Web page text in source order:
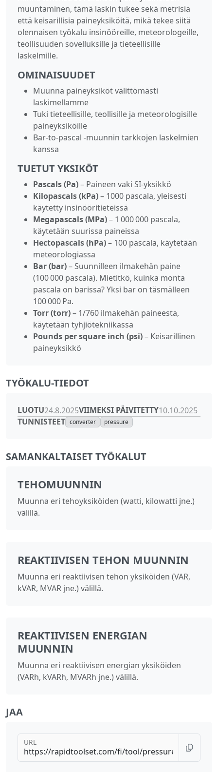
muuntaminen, tämä laskin tukee sekä metrisia
että keisarillisia paineyksiköitä, mikä tekee siitä
olennaisen työkalu insinööreille, meteorologeille,
teollisuuden sovelluksille ja tieteellisille
laskelmille.
OMINAISUUDET
Muunna paineyksiköt välittömästi
laskimellamme
Tuki tieteellisille, teollisille ja meteorologisille
paineyksiköille
Bar‑to‑pascal -muunnin tarkkojen laskelmien
kanssa
TUETUT YKSIKÖT
Pascals (Pa)– Paineen vaki SI‑yksikkö
Kilopascals (kPa)– 1000 pascala, yleisesti
käytetty insinööritieteissä
Megapascals (MPa)– 1 000 000 pascala,
käytetään suurissa paineissa
Hectopascals (hPa)– 100 pascala, käytetään
meteorologiassa
Bar (bar)– Suunnilleen ilmakehän paine
(100 000 pascala). Mietitkö, kuinka monta
pascala on barissa? Yksi bar on täsmälleen
100 000 Pa.
Torr (torr)– 1/760 ilmakehän paineesta,
käytetään tyhjiötekniikassa
Pounds per square inch (psi)– Keisarillinen
paineyksikkö
TYÖKALU-TIEDOT
LUOTU24.8.2025VIIMEKSI PÄIVITETTY10.10.2025
TUNNISTEET converter pressure
SAMANKALTAISET TYÖKALUT
TEHOMUUNNIN
Muunna eri tehoyksiköiden (watti, kilowatti jne.)
välillä.
REAKTIIVISEN TEHON MUUNNIN
Muunna eri reaktiivisen tehon yksiköiden (VAR,
kVAR, MVAR jne.) välillä.
REAKTIIVISEN ENERGIAN
MUUNNIN
Muunna eri reaktiivisen energian yksiköiden
(VARh, kVARh, MVARh jne.) välillä.
JAA
URL